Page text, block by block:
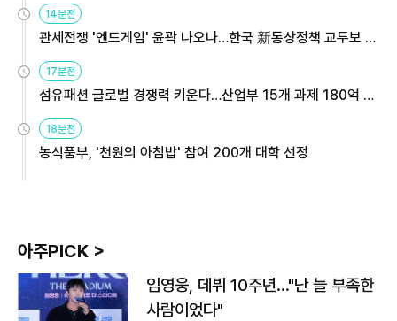
14분전
관세전쟁 '엔드게임' 윤곽 나오나…한국 新통상정책 교두보 활
17분전
섬유패션 글로벌 경쟁력 키운다…산업부 15개 과제 180억 지
18분전
농식품부, '천원의 아침밥' 참여 200개 대학 선정
아주PICK >
임영웅, 데뷔 10주년…"난 늘 부족한
사람이었다"